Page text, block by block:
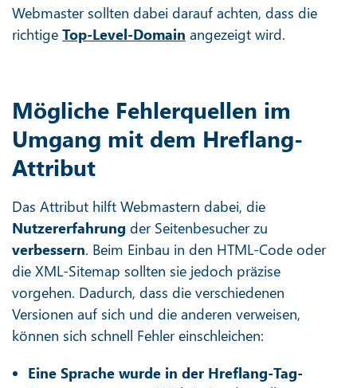
Webmaster sollten dabei darauf achten, dass die
richtige Top-Level-Domain angezeigt wird.
Mögliche Fehlerquellen im
Umgang mit dem Hreflang-
Attribut
Das Attribut hilft Webmastern dabei, die
Nutzererfahrung der Seitenbesucher zu
verbessern. Beim Einbau in den HTML-Code oder
die XML-Sitemap sollten sie jedoch präzise
vorgehen. Dadurch, dass die verschiedenen
Versionen auf sich und die anderen verweisen,
können sich schnell Fehler einschleichen:
Eine Sprache wurde in der Hreflang-Tag-